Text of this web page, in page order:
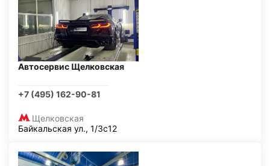
Автосервис Щелковская
+7 (495) 162-90-81
Щелковская
Байкальская ул., 1/3с12